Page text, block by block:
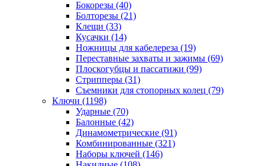
Бокорезы (40)
Болторезы (21)
Клещи (33)
Кусачки (14)
Ножницы для кабелереза (19)
Переставные захваты и зажимы (69)
Плоскогубцы и пассатижи (99)
Стрипперы (31)
Съемники для стопорных колец (79)
Ключи (1198)
Ударные (70)
Балонные (42)
Динамометрические (91)
Комбинированные (321)
Наборы ключей (146)